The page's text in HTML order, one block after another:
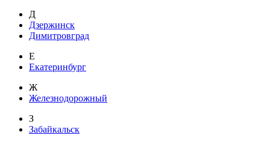
Д
Дзержинск
Димитровград
Е
Екатеринбург
Ж
Железнодорожный
З
Забайкальск